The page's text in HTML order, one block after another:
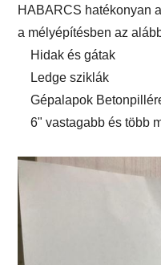
HABARCS hatékonyan
a mélyépítésben az
Hidak és gátak
Ledge sziklák
Gépalapok
6" vastagabb és több